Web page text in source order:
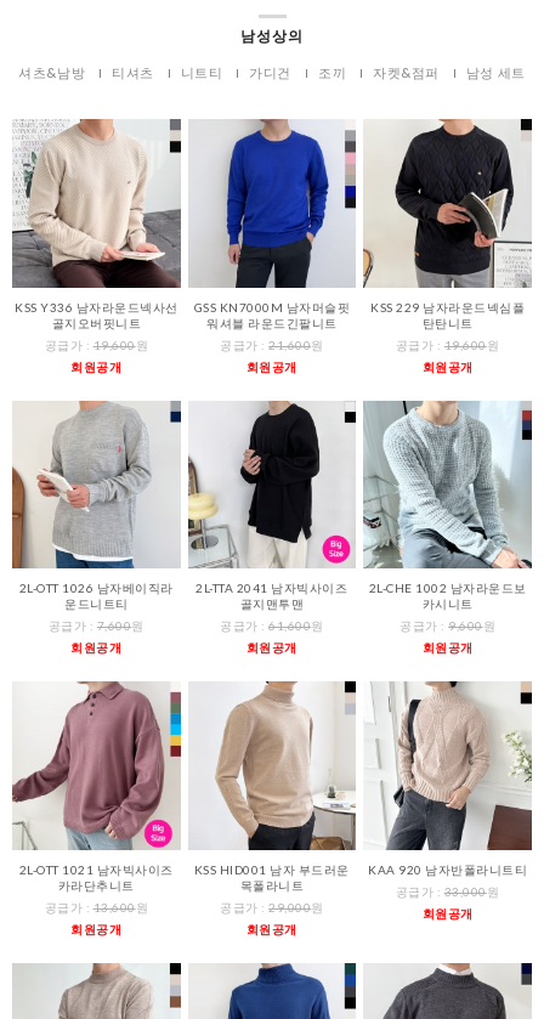
남성상의
셔츠&남방 티셔츠 니트티 가디건 조끼 자켓&점퍼 남성 세트
KSS Y336 남자라운드넥사선
골지오버핏니트
공급가 :19,600원
회원공개
GSS KN7000M 남자머슬핏
워셔블 라운드긴팔니트
공급가 :21,600원
회원공개
KSS 229 남자라운드넥심플
탄탄니트
공급가 : 19,600원
회원공개
2L-OTT 1026 남자베이직라
운드니트티
공급가 : 7,600원
회원공개
2L-TTA 2041 남자빅사이즈
골지맨투맨
공급가 :61,600원
회원공개
2L-CHE 1002 남자라운드보
카시니트
공급가 :9,600원
회원공개
2L-OTT 1021 남자빅사이즈
카라단추니트
공급가 :13,600원
회원공개
KSS HID001 남자 부드러운
목폴라니트
공급가 :29,000원
회원공개
KAA 920 남자반폴라니트티
공급가 : 33,000원
회원공개